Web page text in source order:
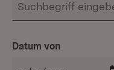
Datum von